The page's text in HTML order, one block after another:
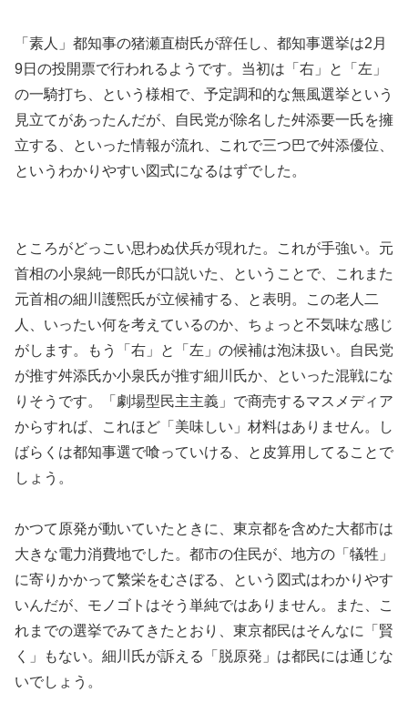
「素人」都知事の猪瀬直樹氏が辞任し、都知事選挙は2月
9日の投開票で行われるようです。当初は「右」と「左」
の一騎打ち、という様相で、予定調和的な無風選挙という
見立てがあったんだが、自民党が除名した舛添要一氏を擁
立する、といった情報が流れ、これで三つ巴で舛添優位、
というわかりやすい図式になるはずでした。
ところがどっこい思わぬ伏兵が現れた。これが手強い。元
首相の小泉純一郎氏が口説いた、ということで、これまた
元首相の細川護煕氏が立候補する、と表明。この老人二
人、いったい何を考えているのか、ちょっと不気味な感じ
がします。もう「右」と「左」の候補は泡沫扱い。自民党
が推す舛添氏か小泉氏が推す細川氏か、といった混戦にな
りそうです。「劇場型民主主義」で商売するマスメディア
からすれば、これほど「美味しい」材料はありません。し
ばらくは都知事選で喰っていける、と皮算用してることで
しょう。
かつて原発が動いていたときに、東京都を含めた大都市は
大きな電力消費地でした。都市の住民が、地方の「犠牲」
に寄りかかって繁栄をむさぼる、という図式はわかりやす
いんだが、モノゴトはそう単純ではありません。また、こ
れまでの選挙でみてきたとおり、東京都民はそんなに「賢
く」もない。細川氏が訴える「脱原発」は都民には通じな
いでしょう。